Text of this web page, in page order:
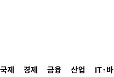
국제 경제 금융 산업 IT·
북한과 분쟁시 주한 미군 취약해질 수